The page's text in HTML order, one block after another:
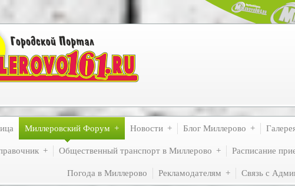
Миллеровский Форум Новости Блог Миллерово
Общественный транспорт в Миллерово Расписание
Погода в Миллерово Рекламодателям Связь с